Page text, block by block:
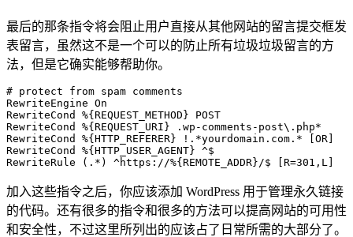
最后的那条指令将会阻止用户直接从其他网站的留言提交框发
表留言，虽然这不是一个可以的防止所有垃圾垃圾留言的方
法，但是它确实能够帮助你。
# protect from spam comments
RewriteEngine On
RewriteCond %{REQUEST_METHOD} POST
RewriteCond %{REQUEST_URI} .wp-comments-post\.php*
RewriteCond %{HTTP_REFERER} !.*yourdomain.com.* [OR]
RewriteCond %{HTTP_USER_AGENT} ^$
RewriteRule (.*) ^https://%{REMOTE_ADDR}/$ [R=301,L]
加入这些指令之后，你应该添加 WordPress 用于管理永久链接
的代码。还有很多的指令和很多的方法可以提高网站的可用性
和安全性，不过这里所列出的应该占了日常所需的大部分了。